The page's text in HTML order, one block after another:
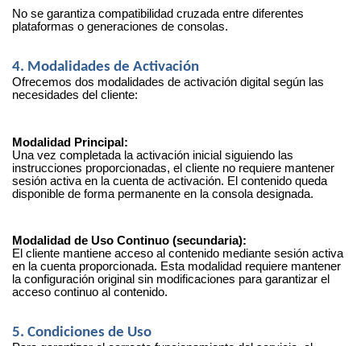
No se garantiza compatibilidad cruzada entre diferentes
plataformas o generaciones de consolas.
4. Modalidades de Activación
Ofrecemos dos modalidades de activación digital según las
necesidades del cliente:
Modalidad Principal:
Una vez completada la activación inicial siguiendo las
instrucciones proporcionadas, el cliente no requiere mantener
sesión activa en la cuenta de activación. El contenido queda
disponible de forma permanente en la consola designada.
Modalidad de Uso Continuo (secundaria):
El cliente mantiene acceso al contenido mediante sesión activa
en la cuenta proporcionada. Esta modalidad requiere mantener
la configuración original sin modificaciones para garantizar el
acceso continuo al contenido.
5. Condiciones de Uso